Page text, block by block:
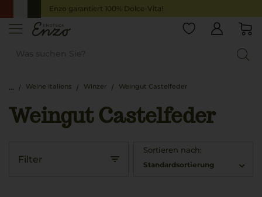
Enzo garantiert 100% Dolce-Vita!
Weine Italiens Winzer Weingut Castelfeder
Weingut Castelfeder
Filter
Sortieren nach:
Standardsortierung